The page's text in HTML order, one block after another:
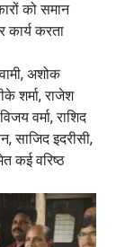
को समान
करता
अशोक
शर्मा, राजेश
वर्मा, राशिद
साजिद इदरीसी,
कई वरिष्ठ